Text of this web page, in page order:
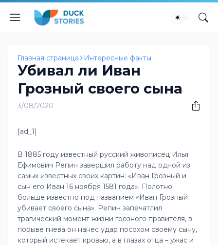
Главная страница Интересные факты
Убивал ли Иван
Грозный своего сына
3/08/2020
[ad_1]
В 1885 году известный русский живописец Илья
Ефимович Репин завершил работу над одной из
самых известных своих картин: «Иван Грозный и
сын его Иван 16 ноября 1581 года». Полотно
больше известно под названием «Иван Грозный
убивает своего сына». Репин запечатлил
трагический момент жизни грозного правителя, в
порыве гнева он нанес удар посохом своему сыну,
который истекает кровью, а в глазах отца – ужас и